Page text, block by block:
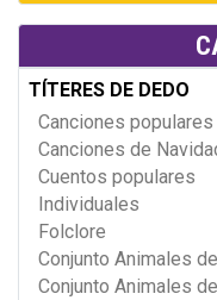
TÍTERES DE DEDO
Canciones populares
Canciones de
Cuentos populares
Individuales
Folclore
Conjunto Animales
Conjunto Animales